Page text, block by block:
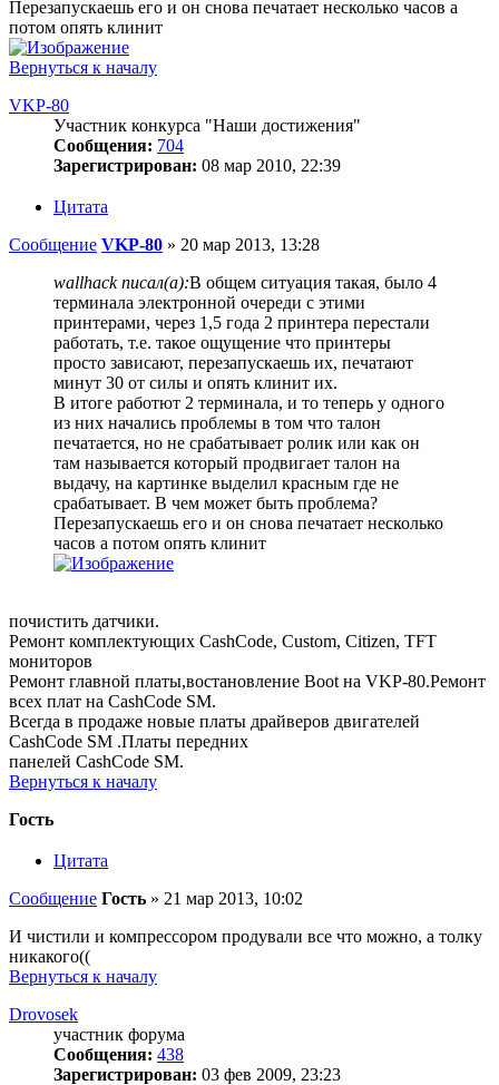
Перезапускаешь его и он снова печатает несколько часов а
потом опять клинит
Вернуться к началу
VKP-80
Участник конкурса "Наши достижения"
Сообщения: 704
Зарегистрирован: 08 мар 2010, 22:39
Цитата
Сообщение VKP-80 » 20 мар 2013, 13:28
wallhack писал(а):В общем ситуация такая, было 4
терминала электронной очереди с этими
принтерами, через 1,5 года 2 принтера перестали
работать, т.е. такое ощущение что принтеры
просто зависают, перезапускаешь их, печатают
минут 30 от силы и опять клинит их.
В итоге работют 2 терминала, и то теперь у одного
из них начались проблемы в том что талон
печатается, но не срабатывает ролик или как он
там называется который продвигает талон на
выдачу, на картинке выделил красным где не
срабатывает. В чем может быть проблема?
Перезапускаешь его и он снова печатает несколько
часов а потом опять клинит
почистить датчики.
Ремонт комплектующих CashCode, Custom, Citizen, TFT
мониторов
Ремонт главной платы,востановление Boot на VKP-80.Ремонт
всех плат на CashCode SM.
Всегда в продаже новые платы драйверов двигателей
CashCode SM .Платы передних
панелей CashCode SM.
Вернуться к началу
Гость
Цитата
Сообщение Гость » 21 мар 2013, 10:02
И чистили и компрессором продували все что можно, а толку
никакого((
Вернуться к началу
Drovosek
участник форума
Сообщения: 438
Зарегистрирован: 03 фев 2009, 23:23